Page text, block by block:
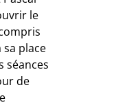
le
place
séances
de